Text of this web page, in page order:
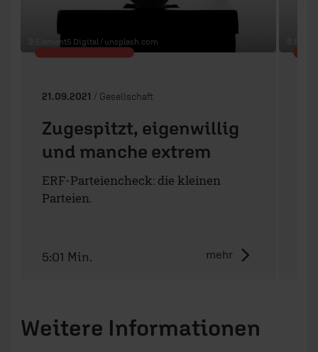
© Element5 Digital / unsplash.com
21.09.2021 / Gesellschaft
Zugespitzt, eigenwillig
und manche extrem
ERF-Parteiencheck: die kleinen
Parteien.
mehr
5:01 Min.
Weitere Informationen